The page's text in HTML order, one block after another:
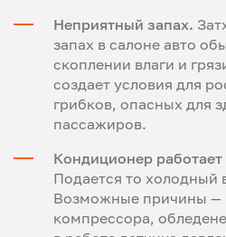
Неприятный запах.
запах в салоне авто
скоплении влаги и
создает условия для
грибков, опасных для
пассажиров.
Кондиционер работает
Подается то холодный
Возможные причины —
компрессора,